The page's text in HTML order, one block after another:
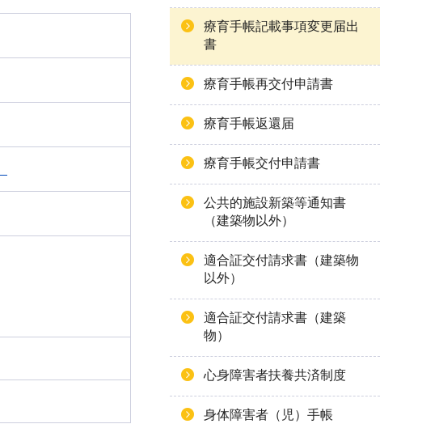
療育手帳記載事項変更届出
書
療育手帳再交付申請書
療育手帳返還届
療育手帳交付申請書
公共的施設新築等通知書
（建築物以外）
適合証交付請求書（建築物
以外）
適合証交付請求書（建築
物）
心身障害者扶養共済制度
身体障害者（児）手帳